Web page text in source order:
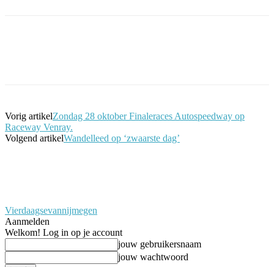
Vorig artikelZondag 28 oktober Finaleraces Autospeedway op
Raceway Venray.
Volgend artikelWandelleed op ‘zwaarste dag’
Vierdaagsevannijmegen
Aanmelden
Welkom! Log in op je account
jouw gebruikersnaam
jouw wachtwoord